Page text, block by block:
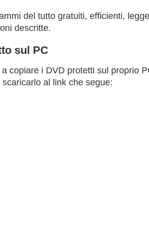
del tutto gratuiti, efficienti,
descritte.
sul PC
copiare i DVD protetti sul proprio
scaricarlo al link che segue: